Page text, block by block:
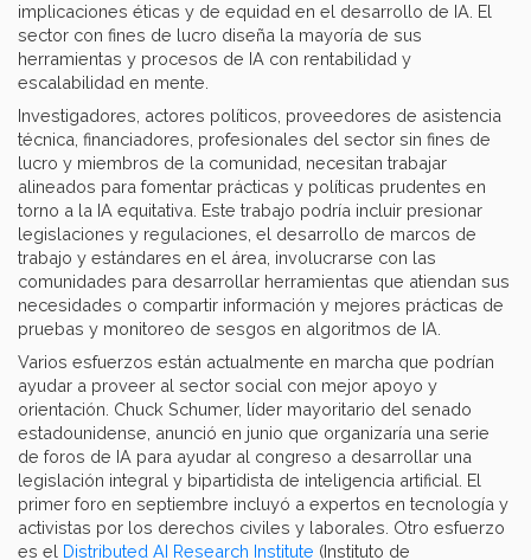
implicaciones éticas y de equidad en el desarrollo de IA. El
sector con fines de lucro diseña la mayoría de sus
herramientas y procesos de IA con rentabilidad y
escalabilidad en mente.
Investigadores, actores políticos, proveedores de asistencia
técnica, financiadores, profesionales del sector sin fines de
lucro y miembros de la comunidad, necesitan trabajar
alineados para fomentar prácticas y políticas prudentes en
torno a la IA equitativa. Este trabajo podría incluir presionar
legislaciones y regulaciones, el desarrollo de marcos de
trabajo y estándares en el área, involucrarse con las
comunidades para desarrollar herramientas que atiendan sus
necesidades o compartir información y mejores prácticas de
pruebas y monitoreo de sesgos en algoritmos de IA.
Varios esfuerzos están actualmente en marcha que podrían
ayudar a proveer al sector social con mejor apoyo y
orientación. Chuck Schumer, líder mayoritario del senado
estadounidense, anunció en junio que organizaría una serie
de foros de IA para ayudar al congreso a desarrollar una
legislación integral y bipartidista de inteligencia artificial. El
primer foro en septiembre incluyó a expertos en tecnología y
activistas por los derechos civiles y laborales. Otro esfuerzo
es el Distributed AI Research Institute (Instituto de